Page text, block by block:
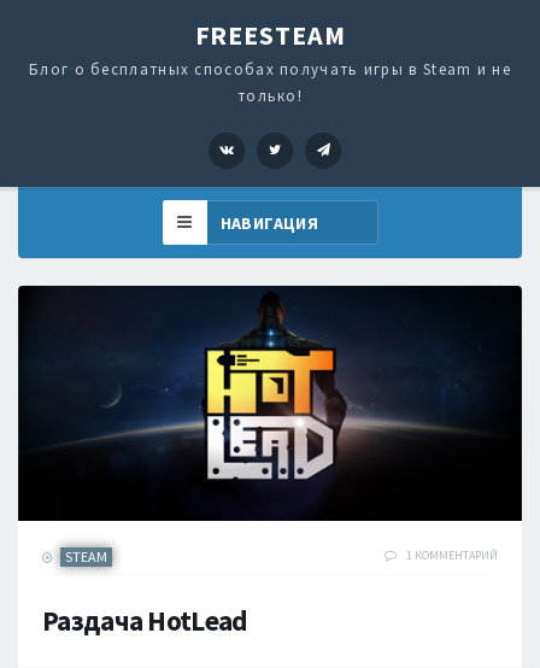
FREESTEAM
Блог о бесплатных способах получать игры в Steam и не
только!
VK Twitter
STEAM 1 КОММЕНТАРИЙ
Раздача HotLead